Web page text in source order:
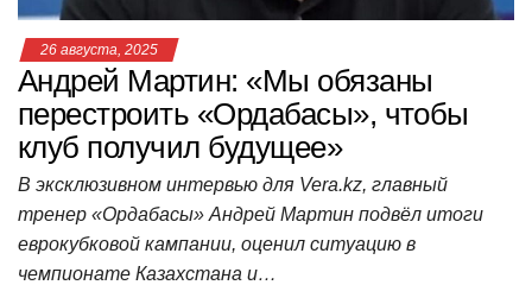
26 августа, 2025
Андрей Мартин: «Мы обязаны
перестроить «Ордабасы», чтобы
клуб получил будущее»
В эксклюзивном интервью для Vera.kz, главный
тренер «Ордабасы» Андрей Мартин подвёл итоги
еврокубковой кампании, оценил ситуацию в
чемпионате Казахстана и…